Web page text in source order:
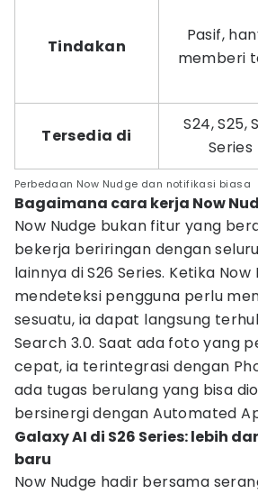
Perbedaan Now Nudge dan notifikasi biasa
Tindakan
Pasif,
memberi
Tersedia di
S24, S25,
Series
Bagaimana cara kerja Now
Now Nudge bukan fitur yang
bekerja beriringan dengan
lainnya di S26 Series. Ketika Now
mendeteksi pengguna perlu
sesuatu, ia dapat langsung
Search 3.0. Saat ada foto yang
cepat, ia terintegrasi dengan
ada tugas berulang yang bisa
bersinergi dengan Automated
Galaxy AI di S26 Series: lebih
baru
Now Nudge hadir bersama